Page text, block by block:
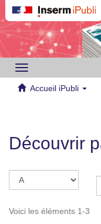
Toggle
navigation
Accueil iPubli
Découvrir
Voici les éléments 1-3